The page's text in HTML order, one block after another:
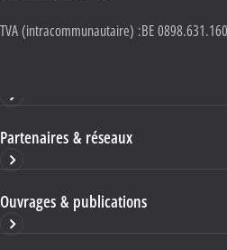
TVA (intracommunautaire) :BE 0898.631.160
Partenaires & réseaux
Ouvrages & publications